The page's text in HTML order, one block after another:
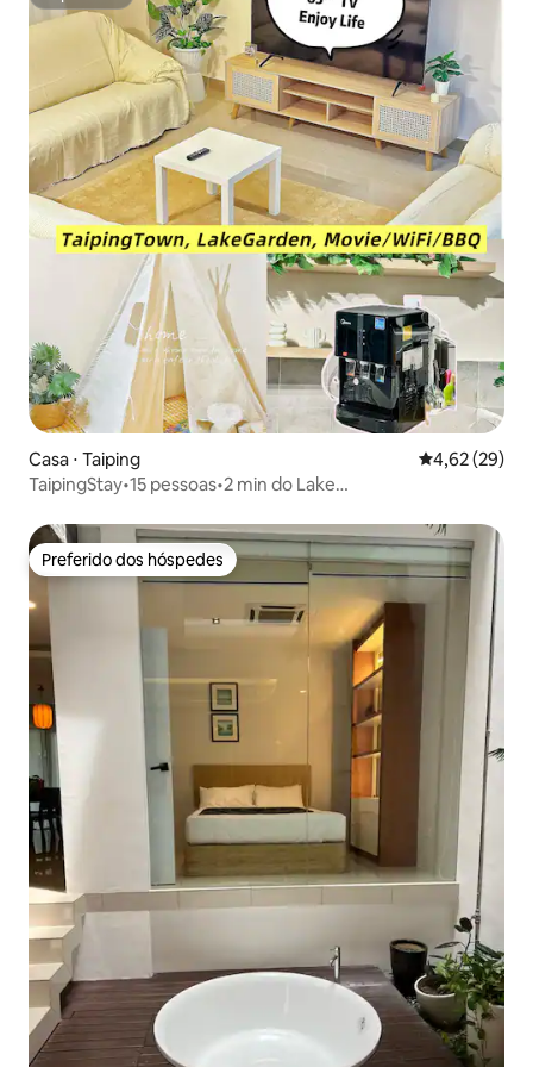
Casa ⋅ Taiping 4,62 de uma
4,62 (29)
TaipingStay•15 pessoas•2 min do Lake
Preferido dos hóspedes
Preferido dos hóspedes